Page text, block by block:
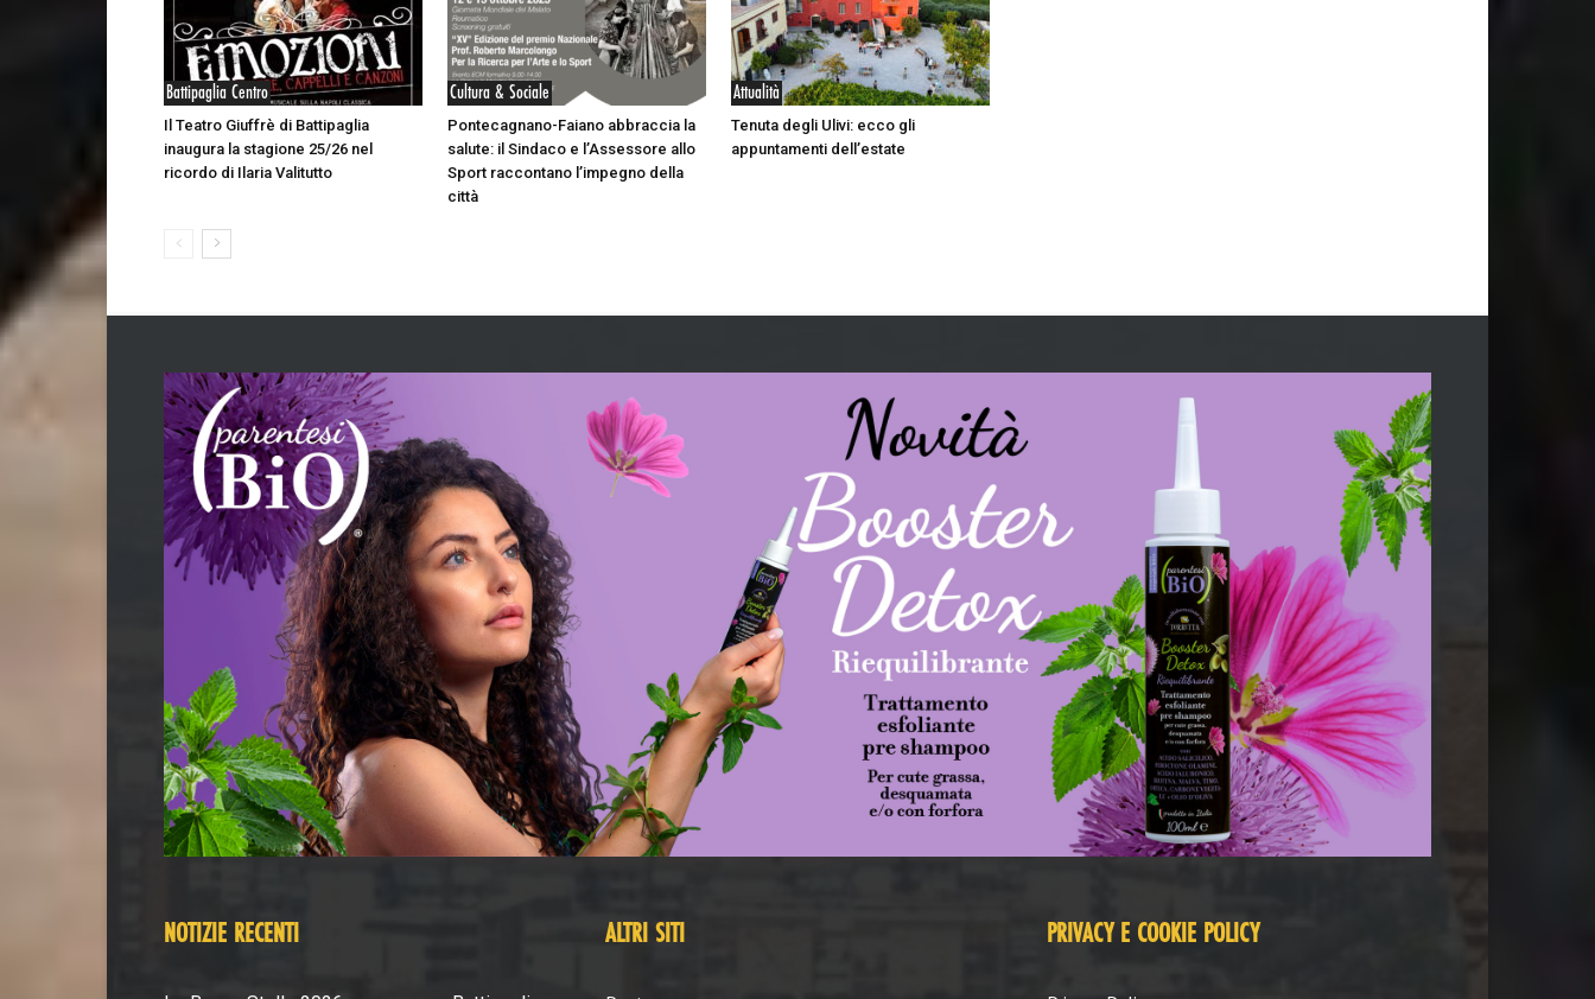
Battipaglia Centro
Il Teatro Giuffrè di Battipaglia
inaugura la stagione 25/26 nel
ricordo di Ilaria Valitutto
Cultura & Sociale
Pontecagnano-Faiano abbraccia la
salute: il Sindaco e l’Assessore allo
Sport raccontano l’impegno della
città
Attualità
Tenuta degli Ulivi: ecco gli
appuntamenti dell’estate
NOTIZIE RECENTI ALTRI SITI PRIVACY E COOKIE POLICY